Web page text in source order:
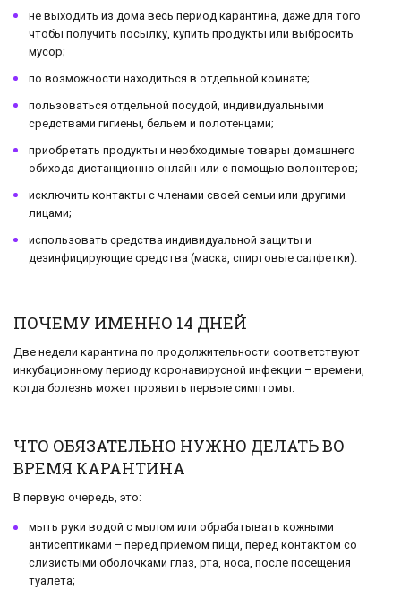
не выходить из дома весь период карантина, даже для того
чтобы получить посылку, купить продукты или выбросить
мусор;
по возможности находиться в отдельной комнате;
пользоваться отдельной посудой, индивидуальными
средствами гигиены, бельем и полотенцами;
приобретать продукты и необходимые товары домашнего
обихода дистанционно онлайн или с помощью волонтеров;
исключить контакты с членами своей семьи или другими
лицами;
использовать средства индивидуальной защиты и
дезинфицирующие средства (маска, спиртовые салфетки).
ПОЧЕМУ ИМЕННО 14 ДНЕЙ
Две недели карантина по продолжительности соответствуют
инкубационному периоду коронавирусной инфекции – времени,
когда болезнь может проявить первые симптомы.
ЧТО ОБЯЗАТЕЛЬНО НУЖНО ДЕЛАТЬ ВО
ВРЕМЯ КАРАНТИНА
В первую очередь, это:
мыть руки водой с мылом или обрабатывать кожными
антисептиками – перед приемом пищи, перед контактом со
слизистыми оболочками глаз, рта, носа, после посещения
туалета;